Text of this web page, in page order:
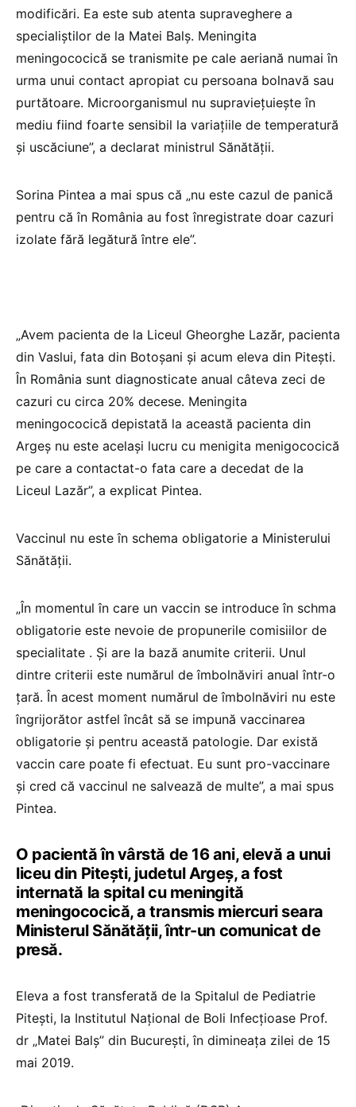
modificări. Ea este sub atenta supraveghere a
specialiştilor de la Matei Balş. Meningita
meningococică se tranismite pe cale aeriană numai în
urma unui contact apropiat cu persoana bolnavă sau
purtătoare. Microorganismul nu supravieţuieşte în
mediu fiind foarte sensibil la variaţiile de temperatură
şi uscăciune”, a declarat ministrul Sănătății.
Sorina Pintea a mai spus că „nu este cazul de panică
pentru că în România au fost înregistrate doar cazuri
izolate fără legătură între ele”.
„Avem pacienta de la Liceul Gheorghe Lazăr, pacienta
din Vaslui, fata din Botoşani şi acum eleva din Piteşti.
În România sunt diagnosticate anual câteva zeci de
cazuri cu circa 20% decese. Meningita
meningococică depistată la această pacienta din
Argeş nu este acelaşi lucru cu menigita menigococică
pe care a contactat-o fata care a decedat de la
Liceul Lazăr”, a explicat Pintea.
Vaccinul nu este în schema obligatorie a Ministerului
Sănătății.
„În momentul în care un vaccin se introduce în schma
obligatorie este nevoie de propunerile comisiilor de
specialitate . Şi are la bază anumite criterii. Unul
dintre criterii este numărul de îmbolnăviri anual într-o
ţară. În acest moment numărul de îmbolnăviri nu este
îngrijorător astfel încât să se impună vaccinarea
obligatorie şi pentru această patologie. Dar există
vaccin care poate fi efectuat. Eu sunt pro-vaccinare
şi cred că vaccinul ne salvează de multe”, a mai spus
Pintea.
O pacientă în vârstă de 16 ani, elevă a unui
liceu din Pitești, judetul Argeș, a fost
internată la spital cu meningită
meningococică, a transmis miercuri seara
Ministerul Sănătății, într-un comunicat de
presă.
Eleva a fost transferată de la Spitalul de Pediatrie
Pitești, la Institutul Național de Boli Infecțioase Prof.
dr „Matei Balș” din București, în dimineața zilei de 15
mai 2019.